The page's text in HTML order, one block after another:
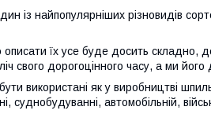
із найпопулярніших різновидів
їх усе буде досить складно,
свого дорогоцінного часу, а ми
використані як у виробництві
автомобільній,